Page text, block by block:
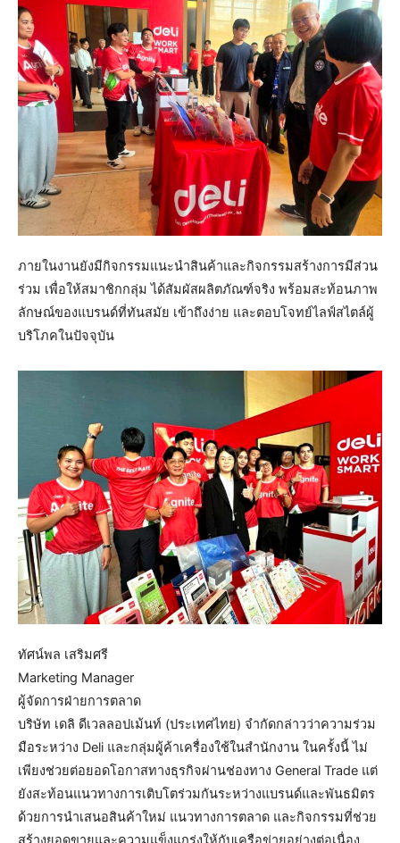
ภายในงานยังมีกิจกรรมแนะนำสินค้าและกิจกรรมสร้างการมีส่วน
ร่วม เพื่อให้สมาชิกกลุ่ม ได้สัมผัสผลิตภัณฑ์จริง พร้อมสะท้อนภาพ
ลักษณ์ของแบรนด์ที่ทันสมัย เข้าถึงง่าย และตอบโจทย์ไลฟ์สไตล์ผู้
บริโภคในปัจจุบัน
ทัศน์พล เสริมศรี
Marketing Manager
ผู้จัดการฝ่ายการตลาด
บริษัท เดลิ ดีเวลลอปเม้นท์ (ประเทศไทย) จำกัดกล่าวว่าความร่วม
มือระหว่าง Deli และกลุ่มผู้ค้าเครื่องใช้ในสำนักงาน ในครั้งนี้ ไม่
เพียงช่วยต่อยอดโอกาสทางธุรกิจผ่านช่องทาง General Trade แต่
ยังสะท้อนแนวทางการเติบโตร่วมกันระหว่างแบรนด์และพันธมิตร
ด้วยการนำเสนอสินค้าใหม่ แนวทางการตลาด และกิจกรรมที่ช่วย